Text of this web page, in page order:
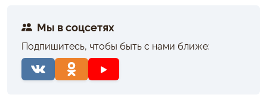
Мы в соцсетях
Подпишитесь, чтобы быть с нами ближе: